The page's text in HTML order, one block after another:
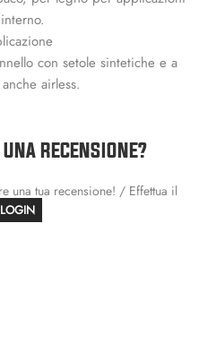
con setole sintetiche e a
airless.
RECENSIONE?
una tua recensione! / Effettua il
LOGIN